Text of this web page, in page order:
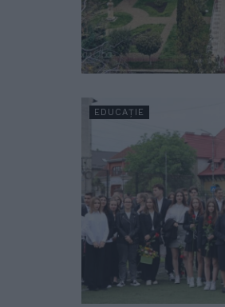
EDUCAȚIE